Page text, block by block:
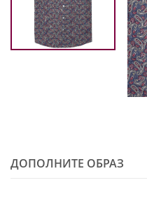
ДОПОЛНИТЕ ОБРАЗ